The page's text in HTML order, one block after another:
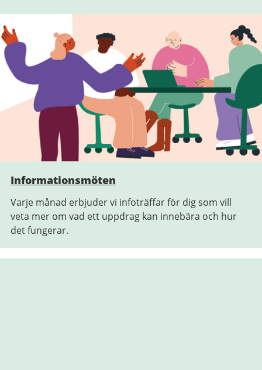
Informationsmöten
Varje månad erbjuder vi infoträffar för dig som vill
veta mer om vad ett uppdrag kan innebära och hur
det fungerar.